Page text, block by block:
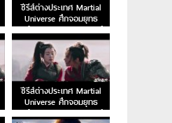
ซีรีส์ต่างประเทศ Martial
Universe ศึกจอมยุทธ
สะท้านพิภพ EP.39 พากย์
ไทย
ซีรีส์ต่างประเทศ Martial
Universe ศึกจอมยุทธ
สะท้านพิภพ EP.37 พากย์